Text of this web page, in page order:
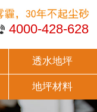
4000-428-628
透水地坪
地坪材料